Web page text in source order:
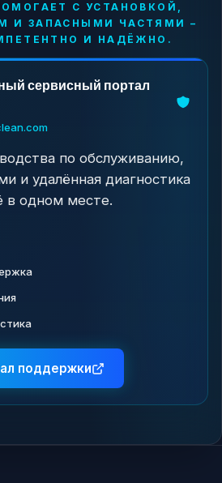
С УСТАНОВКОЙ,
И ЗАПАСНЫМИ ЧАСТЯМИ –
И НАДЁЖНО.
сервисный портал
по обслуживанию,
и удалённая диагностика
в одном месте.
поддержки